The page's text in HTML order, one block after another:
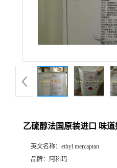
乙硫醇法国原装进口 味
英文名称： ethyl mercaptan
品牌：
阿科玛